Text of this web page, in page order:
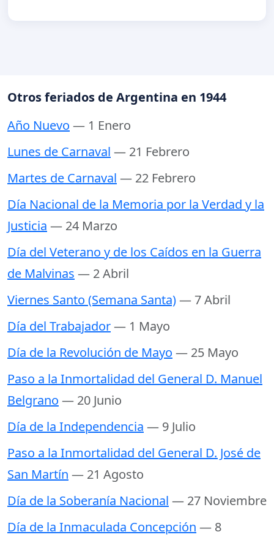
Otros feriados de Argentina en 1944
Año Nuevo — 1 Enero
Lunes de Carnaval — 21 Febrero
Martes de Carnaval — 22 Febrero
Día Nacional de la Memoria por la Verdad y la
Justicia — 24 Marzo
Día del Veterano y de los Caídos en la Guerra
de Malvinas — 2 Abril
Viernes Santo (Semana Santa)— 7 Abril
Día del Trabajador— 1 Mayo
Día de la Revolución de Mayo — 25 Mayo
Paso a la Inmortalidad del General D. Manuel
Belgrano — 20 Junio
Día de la Independencia — 9 Julio
Paso a la Inmortalidad del General D. José de
San Martín — 21 Agosto
Día de la Soberanía Nacional — 27 Noviembre
Día de la Inmaculada Concepción — 8